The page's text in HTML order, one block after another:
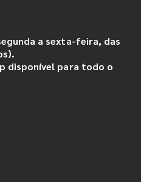
a sexta-feira, das
disponível para todo o